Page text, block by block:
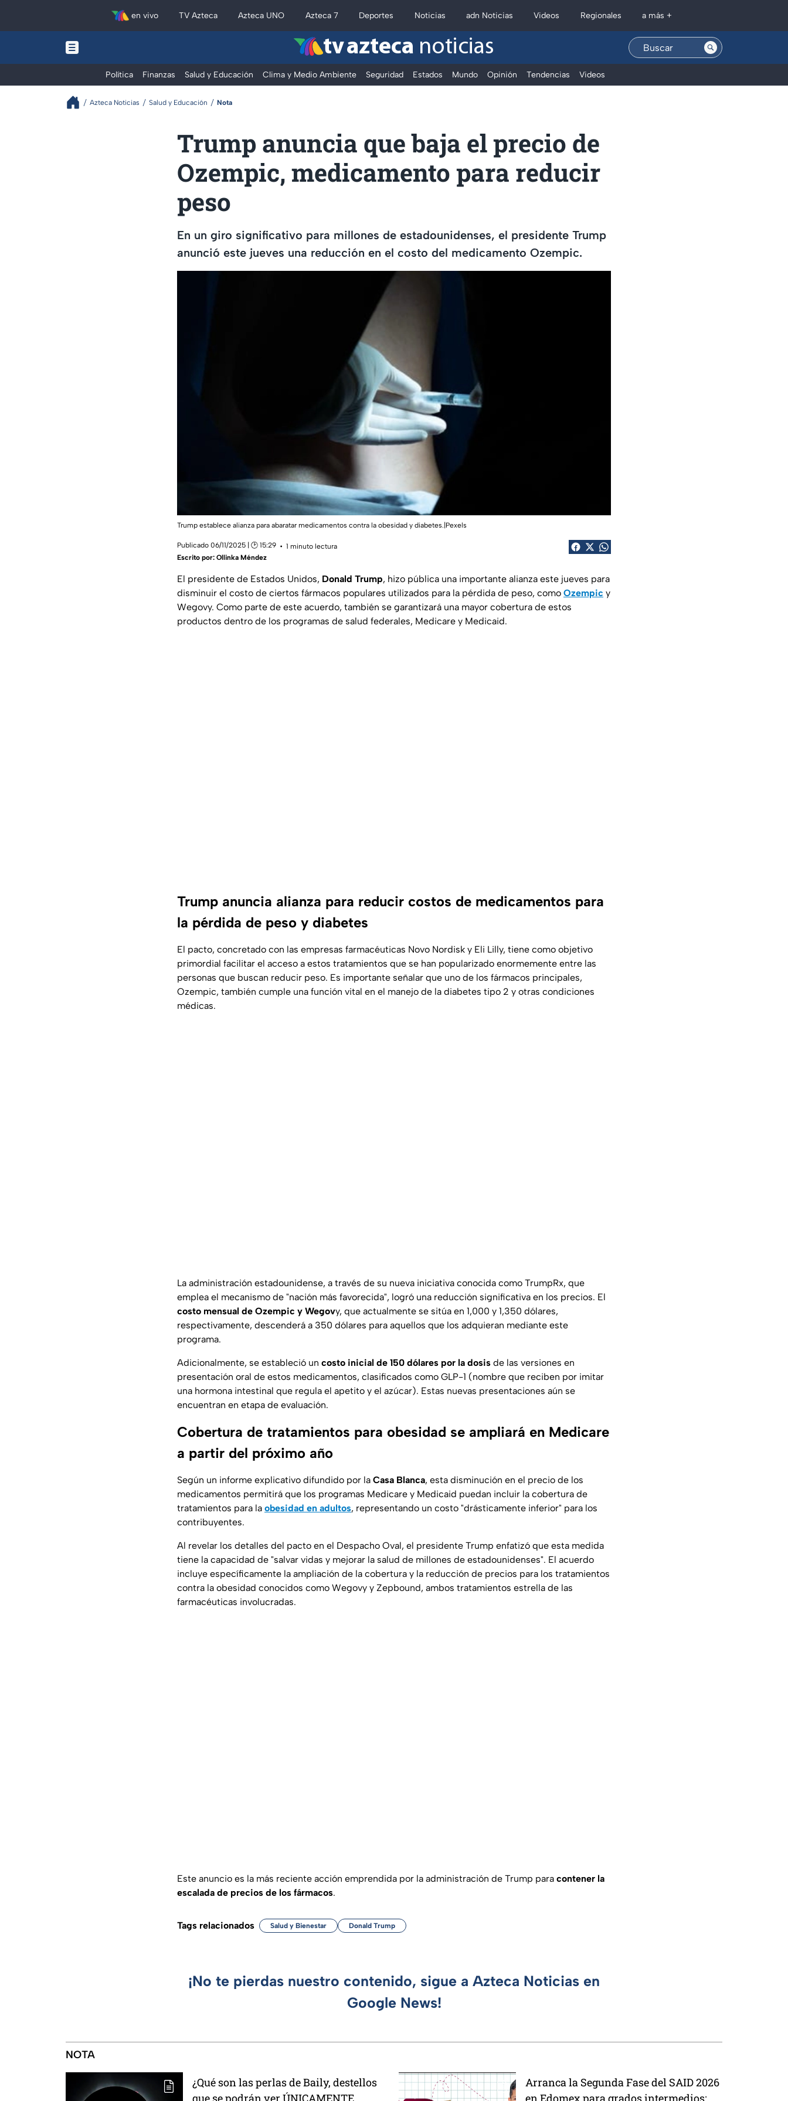
en vivo TV Azteca Azteca UNO Azteca 7 Deportes Noticias adn Noticias Videos Regionales a más +
tv azteca noticias
Política Finanzas Salud y Educación Clima y Medio Ambiente Seguridad Estados Mundo Opinión Tendencias Videos
Azteca Noticias Salud y Educación Nota
Trump anuncia que baja el precio de
Ozempic, medicamento para reducir
peso
En un giro significativo para millones de estadounidenses, el presidente Trump
anunció este jueves una reducción en el costo del medicamento Ozempic.
Trump establece alianza para abaratar medicamentos contra la obesidad y diabetes.|Pexels
Publicado 06/11/2025 | 🕑 15:29
1 minuto lectura
Escrito por: Ollinka Méndez
El presidente de Estados Unidos, Donald Trump, hizo pública una importante alianza este jueves para
disminuir el costo de ciertos fármacos populares utilizados para la pérdida de peso, como Ozempic y
Wegovy. Como parte de este acuerdo, también se garantizará una mayor cobertura de estos
productos dentro de los programas de salud federales, Medicare y Medicaid.
Trump anuncia alianza para reducir costos de medicamentos para
la pérdida de peso y diabetes
El pacto, concretado con las empresas farmacéuticas Novo Nordisk y Eli Lilly, tiene como objetivo
primordial facilitar el acceso a estos tratamientos que se han popularizado enormemente entre las
personas que buscan reducir peso. Es importante señalar que uno de los fármacos principales,
Ozempic, también cumple una función vital en el manejo de la diabetes tipo 2 y otras condiciones
médicas.
La administración estadounidense, a través de su nueva iniciativa conocida como TrumpRx, que
emplea el mecanismo de "nación más favorecida", logró una reducción significativa en los precios. El
costo mensual de Ozempic y Wegovy, que actualmente se sitúa en 1,000 y 1,350 dólares,
respectivamente, descenderá a 350 dólares para aquellos que los adquieran mediante este
programa.
Adicionalmente, se estableció un costo inicial de 150 dólares por la dosis de las versiones en
presentación oral de estos medicamentos, clasificados como GLP-1 (nombre que reciben por imitar
una hormona intestinal que regula el apetito y el azúcar). Estas nuevas presentaciones aún se
encuentran en etapa de evaluación.
Cobertura de tratamientos para obesidad se ampliará en Medicare
a partir del próximo año
Según un informe explicativo difundido por la Casa Blanca, esta disminución en el precio de los
medicamentos permitirá que los programas Medicare y Medicaid puedan incluir la cobertura de
tratamientos para la obesidad en adultos, representando un costo "drásticamente inferior" para los
contribuyentes.
Al revelar los detalles del pacto en el Despacho Oval, el presidente Trump enfatizó que esta medida
tiene la capacidad de "salvar vidas y mejorar la salud de millones de estadounidenses". El acuerdo
incluye específicamente la ampliación de la cobertura y la reducción de precios para los tratamientos
contra la obesidad conocidos como Wegovy y Zepbound, ambos tratamientos estrella de las
farmacéuticas involucradas.
Este anuncio es la más reciente acción emprendida por la administración de Trump para contener la
escalada de precios de los fármacos.
Tags relacionados Salud y Bienestar Donald Trump
¡No te pierdas nuestro contenido, sigue a Azteca Noticias en
Google News!
NOTA
¿Qué son las perlas de Baily, destellos
que se podrán ver ÚNICAMENTE
Arranca la Segunda Fase del SAID 2026
en Edomex para grados intermedios: